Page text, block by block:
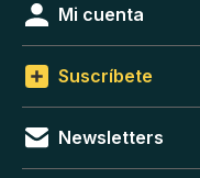
Mi cuenta
Suscríbete
Newsletters